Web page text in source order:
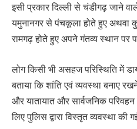
इसी प्रकार दिल्ली से चंडीगढ़ जाने
यमुनानगर से पंचकूला होते हुए अथवा
रामगढ़ होते हुए अपने गंतव्य स्थान पर
लोग किसी भी असहज परिस्थिति में
बताया कि शांति एवं व्यवस्था बनाए
और यातायात और सार्वजनिक
लिए पुलिस द्वारा विस्तृत व्यवस्था की